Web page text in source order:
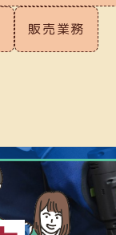
販売業務